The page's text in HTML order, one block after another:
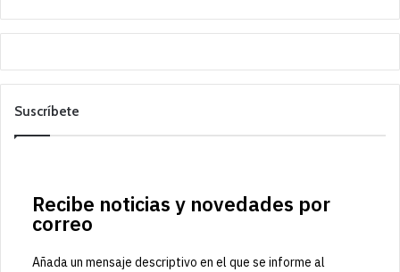
Suscríbete
Recibe noticias y novedades por
correo
Añada un mensaje descriptivo en el que se informe al